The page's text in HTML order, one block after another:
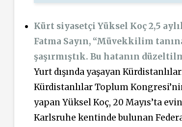
Kürt siyasetçi Yüksel Koç 2,5
Fatma Sayın, “Müvekkilim
şaşırmıştık. Bu hatanın
Yurt dışında yaşayan
Kürdistanlılar Toplum
yapan Yüksel Koç, 20 Mayıs’ta
Karlsruhe kentinde bulunan